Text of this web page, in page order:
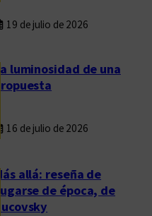
19 de julio de 2026
La luminosidad de una
propuesta
16 de julio de 2026
Más allá: reseña de
Fugarse de época, de
Rucovsky